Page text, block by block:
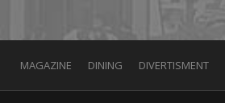
MAGAZINE DINING DIVERTISMENT